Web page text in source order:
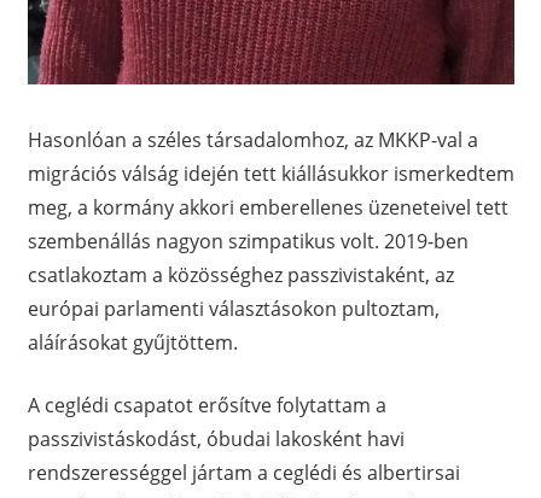
Hasonlóan a széles társadalomhoz, az MKKP-val a
migrációs válság idején tett kiállásukkor ismerkedtem
meg, a kormány akkori emberellenes üzeneteivel tett
szembenállás nagyon szimpatikus volt. 2019-ben
csatlakoztam a közösséghez passzivistaként, az
európai parlamenti választásokon pultoztam,
aláírásokat gyűjtöttem.
A ceglédi csapatot erősítve folytattam a
passzivistáskodást, óbudai lakosként havi
rendszerességgel jártam a ceglédi és albertirsai